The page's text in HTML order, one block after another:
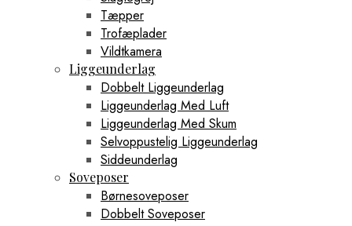
Tæpper
Trofæplader
Vildtkamera
Liggeunderlag
Dobbelt Liggeunderlag
Liggeunderlag Med Luft
Liggeunderlag Med Skum
Selvoppustelig Liggeunderlag
Siddeunderlag
Soveposer
Børnesoveposer
Dobbelt Soveposer